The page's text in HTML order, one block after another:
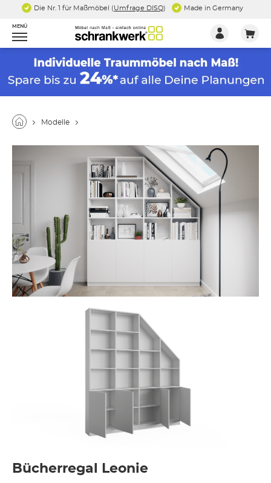
Die Nr. 1 für Maßmöbel (Umfrage DISQ) Made in Germany
MENÜ
Modelle
Bücherregal Leonie